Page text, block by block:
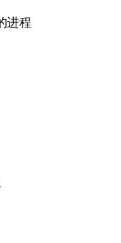
进程